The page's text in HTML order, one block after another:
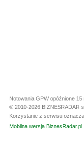
Notowania GPW opóźnione 15
© 2010-2026 BIZNESRADAR
Korzystanie z serwisu
Mobilna wersja BiznesRadar.pl